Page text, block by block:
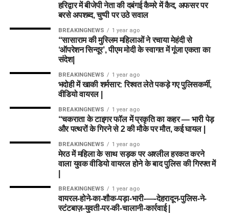
हरिद्वार में बीजेपी नेता की दबंगई कैमरे में कैद, अफसर पर
बरसे अपशब्द, चुप्पी पर उठे सवाल
BREAKINGNEWS 1 year ago
“सासाराम की मुस्लिम महिलाओं ने रचाया मेहंदी से
‘ऑपरेशन सिन्दूर’, पीएम मोदी के स्वागत में गूंजा एकता का
संदेश|
BREAKINGNEWS 1 year ago
भदोही में खाकी शर्मसार: रिश्वत लेते पकड़े गए पुलिसकर्मी,
वीडियो वायरल |
BREAKINGNEWS 1 year ago
“चकराता के टाइगर फॉल में प्रकृति का कहर — भारी पेड़
और पत्थरों के गिरने से 2 की मौके पर मौत, कई घायल |
BREAKINGNEWS 1 year ago
मेरठ में महिला के साथ सड़क पर अश्लील हरकत करने
वाला युवक वीडियो वायरल होने के बाद पुलिस की गिरफ्त में
BREAKINGNEWS 1 year ago
वायरल-होने-का-शौक-पड़ा-भारी-—-देहरादून-पुलिस-ने-
स्टंटबाज़-युवती-पर-की-चालानी-कार्रवाई |